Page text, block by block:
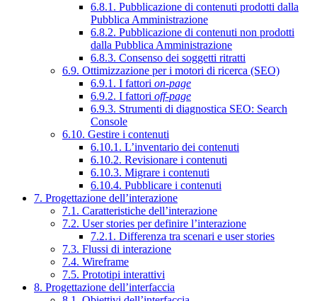
6.8.1. Pubblicazione di contenuti prodotti dalla
Pubblica Amministrazione
6.8.2. Pubblicazione di contenuti non prodotti
dalla Pubblica Amministrazione
6.8.3. Consenso dei soggetti ritratti
6.9. Ottimizzazione per i motori di ricerca (SEO)
6.9.1. I fattori on-page
6.9.2. I fattori off-page
6.9.3. Strumenti di diagnostica SEO: Search
Console
6.10. Gestire i contenuti
6.10.1. L’inventario dei contenuti
6.10.2. Revisionare i contenuti
6.10.3. Migrare i contenuti
6.10.4. Pubblicare i contenuti
7. Progettazione dell’interazione
7.1. Caratteristiche dell’interazione
7.2. User stories per definire l’interazione
7.2.1. Differenza tra scenari e user stories
7.3. Flussi di interazione
7.4. Wireframe
7.5. Prototipi interattivi
8. Progettazione dell’interfaccia